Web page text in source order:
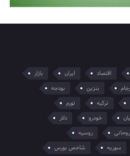
اقتصاد ایران
بازار
بنزین
بودجه
ترکیه
تورم
خودرو
دلار
روحانی
روسیه
سوریه شاخص بورس